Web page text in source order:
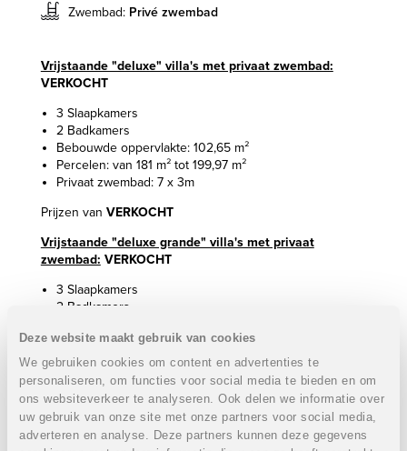
Deze website maakt gebruik van cookies
We gebruiken cookies om content en advertenties te
personaliseren, om functies voor social media te bieden en om
ons websiteverkeer te analyseren. Ook delen we informatie over
uw gebruik van onze site met onze partners voor social media,
adverteren en analyse. Deze partners kunnen deze gegevens
Zwembad: Privé zwembad
Vrijstaande "deluxe" villa's met privaat zwembad:
VERKOCHT
3 Slaapkamers
2 Badkamers
Bebouwde oppervlakte: 102,65 m²
Percelen: van 181 m² tot 199,97 m²
Privaat zwembad: 7 x 3m
Prijzen van VERKOCHT
Vrijstaande "deluxe grande" villa's met privaat
zwembad: VERKOCHT
3 Slaapkamers
2 Badkamers
Perceel: 261,18 m²
Privaat zwembad
PrijsVERKOCHT
Optioneel kan er nog een dakterras voorzien worden:
9.000 euro.